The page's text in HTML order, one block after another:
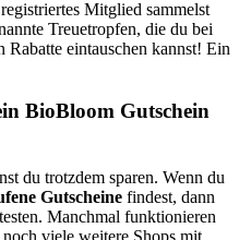
Mitglied sammelst
Treuetropfen, die du bei
eintauschen kannst! Ein
BioBloom Gutschein
du trotzdem sparen. Wenn du
Gutscheine findest, dann
Manchmal funktionieren
viele weitere Shops mit